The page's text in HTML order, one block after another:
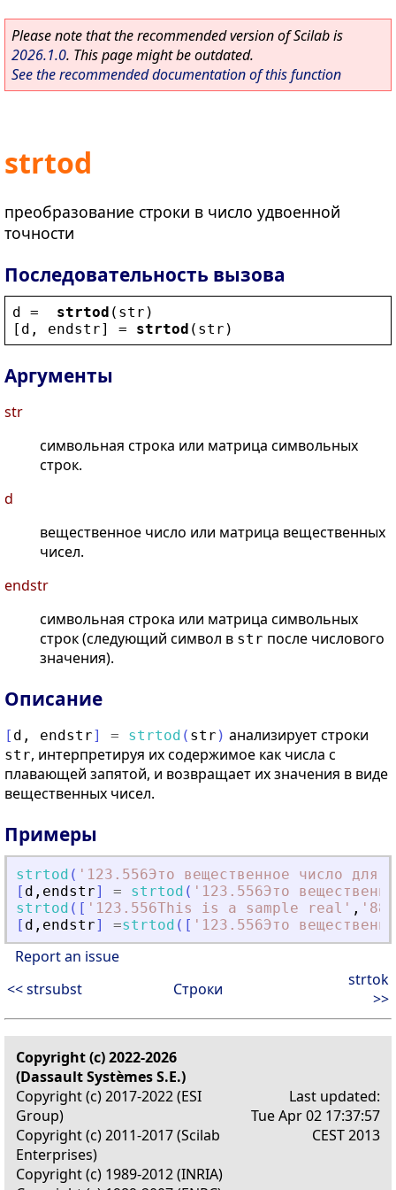
Please note that the recommended version of Scilab is
2026.1.0. This page might be outdated.
See the recommended documentation of this function
strtod
преобразование строки в число удвоенной
точности
Последовательность вызова
d = strtod ( str )
[ d , endstr] = strtod ( str )
Аргументы
str
символьная строка или матрица символьных
строк.
d
вещественное число или матрица вещественных
чисел.
endstr
символьная строка или матрица символьных
строк (следующий символ в str после числового
значения).
Описание
[ d , endstr] = strtod ( str ) анализирует строки
str, интерпретируя их содержимое как числа с
плавающей запятой, и возвращает их значения в виде
вещественных чисел.
Примеры
strtod ( ' 123.556Это вещественное число для
[ d , endstr] = strtod ( ' 123.556Это
strtod ( [ ' 123.556This is a sample real ' , '
[ d , endstr] =strtod ( [ ' 123.556Это
Report an issue
<< strsubst
Строки
strtok
>>
Copyright (c) 2022-2026
(Dassault Systèmes S.E.)
Copyright (c) 2017-2022 (ESI
Group)
Copyright (c) 2011-2017 (Scilab
Enterprises)
Copyright (c) 1989-2012 (INRIA)
Last updated:
Tue Apr 02 17:37:57
CEST 2013